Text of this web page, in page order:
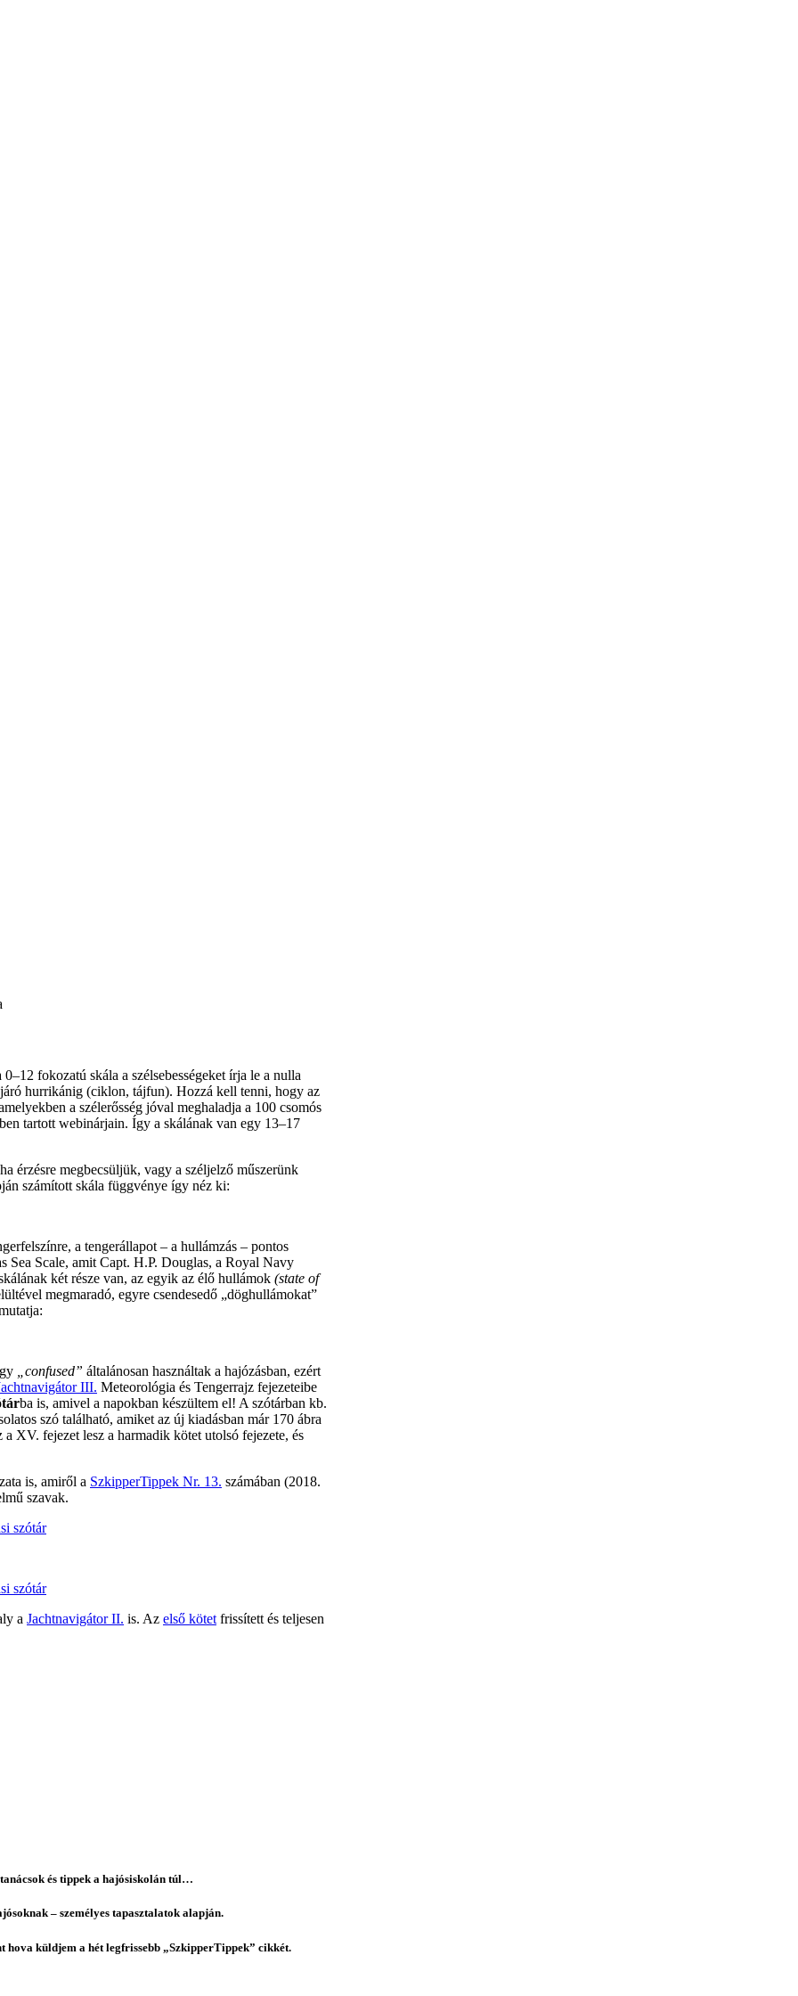
fokozatú skála a szélsebességeket írja le a nulla
hurrikánig (ciklon, tájfun). Hozzá kell tenni, hogy az
a szélerősség jóval meghaladja a 100 csomós
tartott webinárjain. Így a skálának van egy 13–17
érzésre megbecsüljük, vagy a széljelző műszerünk
számított skála függvénye így néz ki:
a tengerállapot – a hullámzás – pontos
Sea Scale, amit Capt. H.P. Douglas, a Royal Navy
két része van, az egyik az élő hullámok (state of
megmaradó, egyre csendesedő „döghullámokat”
„confused” általánosan használtak a hajózásban, ezért
III. Meteorológia és Tengerrajz fejezeteibe
ba is, amivel a napokban készültem el! A szótárban kb.
szó található, amiket az új kiadásban már 170 ábra
XV. fejezet lesz a harmadik kötet utolsó fejezete, és
is, amiről a SzkipperTippek Nr. 13. számában (2018.
szavak.
a Jachtnavigátor II. is. Az első kötet frissített és teljesen
és tippek a hajósiskolán túl…
– személyes tapasztalatok alapján.
hova küldjem a hét legfrissebb „SzkipperTippek” cikkét.